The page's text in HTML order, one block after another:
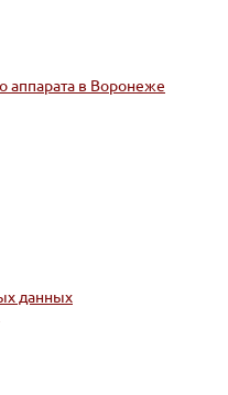
аппарата в Воронеже
данных